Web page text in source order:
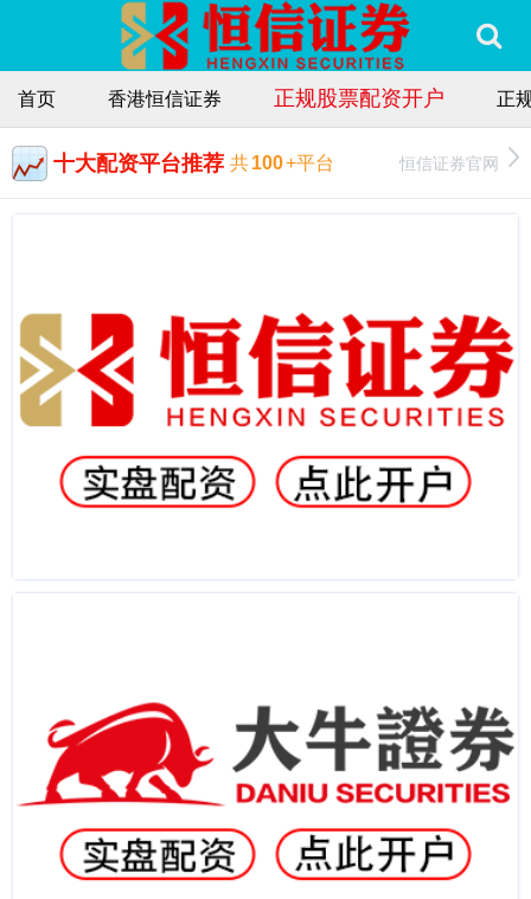
首页 香港恒信证券 正规股票配资开户 正
十大配资平台推荐 共100+平台 恒信证券官网